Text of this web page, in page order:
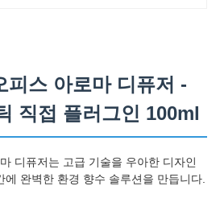
피스 아로마 디퓨저 -
직접 플러그인 100ml
디퓨저는 고급 기술을 우아한 디자인
에 완벽한 환경 향수 솔루션을 만듭니다.